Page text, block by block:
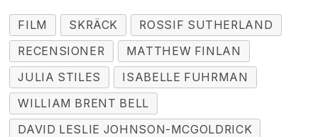
FILM SKRÄCK
ROSSIF SUTHERLAND
RECENSIONER
MATTHEW FINLAN
JULIA STILES
ISABELLE FUHRMAN
WILLIAM BRENT BELL
DAVID LESLIE JOHNSON-MCGOLDRICK